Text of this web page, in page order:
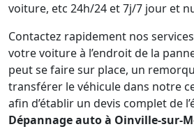
voiture, etc 24h/24 et 7j/7 jour et
Contactez rapidement nos
votre voiture à l’endroit de la
peut se faire sur place, un
transférer le véhicule dans notre
afin d’établir un devis complet de
Dépannage auto à Oinville-sur-